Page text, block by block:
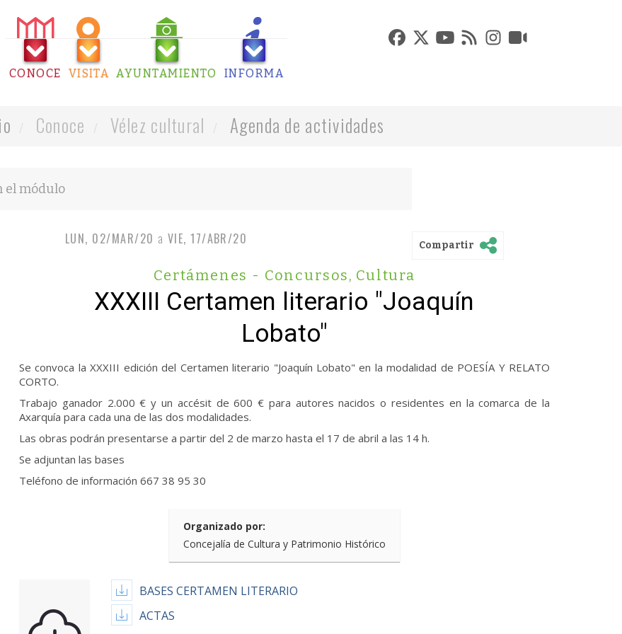
CONOCE VISITA AYUNTAMIENTO INFORMA
Conoce Vélez cultural Agenda de actividades
LUN, 02/MAR/20 a VIE, 17/ABR/20 Compartir
Certámenes - Concursos, Cultura
XXXIII Certamen literario "Joaquín
Lobato"
Se convoca la XXXIII edición del Certamen literario "Joaquín Lobato" en la modalidad de POESÍA Y RELATO
CORTO.
Trabajo ganador 2.000 € y un accésit de 600 € para autores nacidos o residentes en la comarca de la
Axarquía para cada una de las dos modalidades.
Las obras podrán presentarse a partir del 2 de marzo hasta el 17 de abril a las 14 h.
Se adjuntan las bases
Teléfono de información 667 38 95 30
Organizado por:
Concejalía de Cultura y Patrimonio Histórico
BASES CERTAMEN LITERARIO
ACTAS